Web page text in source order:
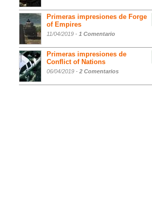
Primeras impresiones de Forge
of Empires
11/04/2019 - 1 Comentario
Primeras impresiones de
Conflict of Nations
06/04/2019 - 2 Comentarios